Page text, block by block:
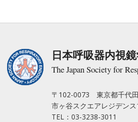
日本呼吸器内視
The Japan Society for
〒102-0073 東京都千代
市ヶ谷スクエアレジデン
TEL：03-3238-3011